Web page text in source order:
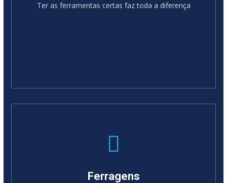
Ter as ferramentas certas faz toda a diferença
Ferragens